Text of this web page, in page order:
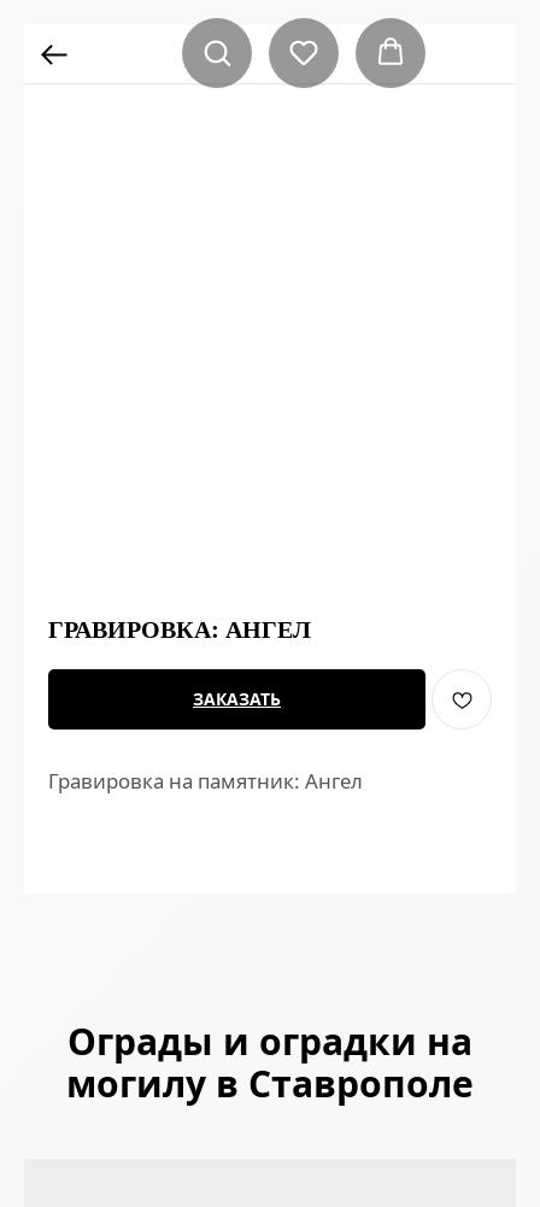
ГРАВИРОВКА: АНГЕЛ
ЗАКАЗАТЬ
Гравировка на памятник: Ангел
Ограды и оградки на
могилу в Ставрополе